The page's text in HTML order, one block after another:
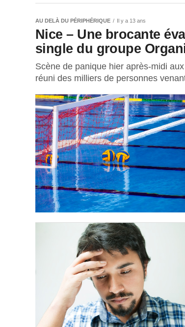
AU DELÀ DU PÉRIPHÉRIQUE Il y a 13 ans
Nice – Une brocante
single du groupe
Scène de panique hier après-midi
réuni des milliers de personnes